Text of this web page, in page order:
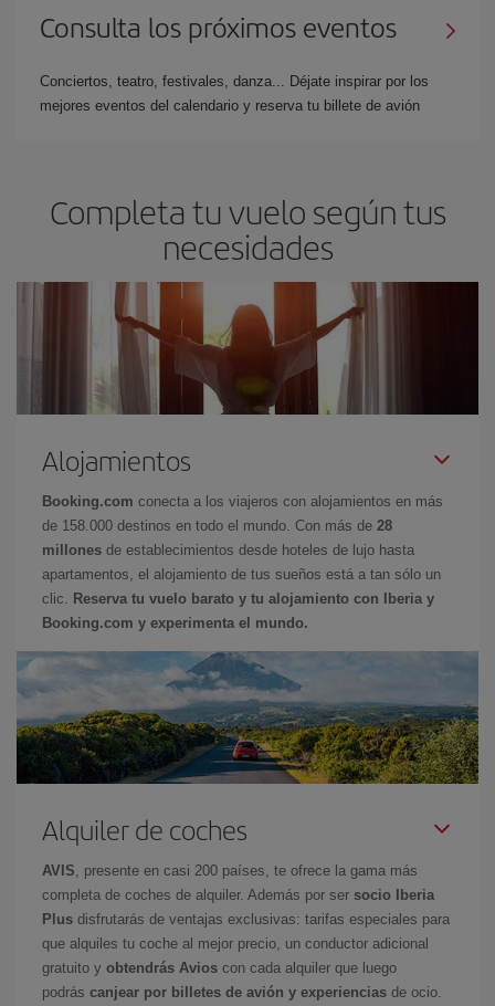
Consulta los próximos eventos
Conciertos, teatro, festivales, danza... Déjate inspirar por los
mejores eventos del calendario y reserva tu billete de avión
Completa tu vuelo según tus
necesidades
Alojamientos
Booking.com conecta a los viajeros con alojamientos en más
de 158.000 destinos en todo el mundo. Con más de 28
millones de establecimientos desde hoteles de lujo hasta
apartamentos, el alojamiento de tus sueños está a tan sólo un
clic.
Reserva tu vuelo barato y tu alojamiento con Iberia y
Booking.com y experimenta el mundo.
Alquiler de coches
AVIS , presente en casi 200 países, te ofrece la gama más
completa de coches de alquiler. Además por ser socio Iberia
Plus disfrutarás de ventajas exclusivas: tarifas especiales para
que alquiles tu coche al mejor precio, un conductor adicional
gratuito y obtendrás Avios con cada alquiler que luego
podrás canjear por billetes de avión y experiencias de ocio.